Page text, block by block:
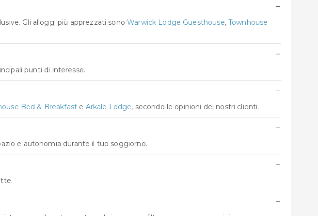
−
Gli alloggi più apprezzati sonoWarwick Lodge Guesthouse, Townhouse
−
punti di interesse.
−
Bed & Breakfast e Arkale Lodge, secondo le opinioni dei nostri clienti.
−
e autonomia durante il tuo soggiorno.
−
−